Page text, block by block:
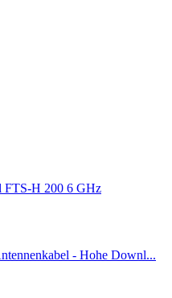
FTS-H 200 6 GHz
- Hohe Downl...